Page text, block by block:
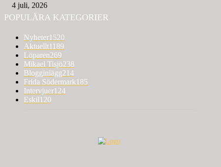
4 juli, 2026
POPULÄRA KATEGORIER
Nyheter1520
Aktuellt1189
Löparen269
Mikael Tisjö238
Blogginlägg214
Frida Södermark185
Intervjuer124
Eskil120